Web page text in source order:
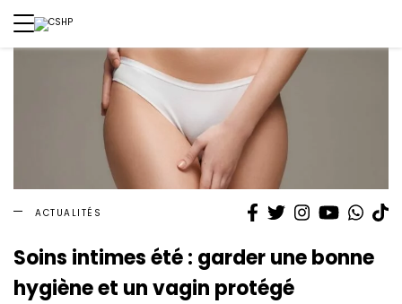
ACTUALITÉS Facebook
TwitterInstagram
YouTube
Soins intimes été : garder une bonne
hygiène et un vagin protégé